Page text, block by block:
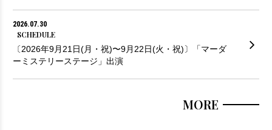
2026.07.30
SCHEDULE
〔2026年9月21日(月・祝)〜9月22日(火・祝)〕「マーダ
ーミステリーステージ」出演
MORE